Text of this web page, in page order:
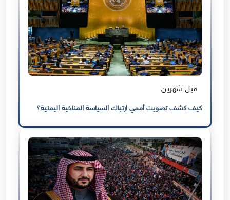
قبل شهرين
كيف كشف تصويت أممي ارتباك السياسة المناخية اليمنية؟